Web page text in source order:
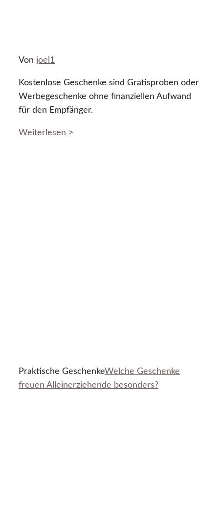
Von joel1
Kostenlose Geschenke sind Gratisproben oder
Werbegeschenke ohne finanziellen Aufwand
für den Empfänger.
Weiterlesen >
Praktische GeschenkeWelche Geschenke
freuen Alleinerziehende besonders?